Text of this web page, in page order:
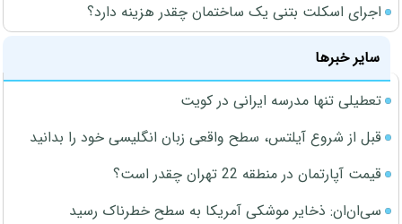
اجرای اسکلت بتنی یک ساختمان چقدر هزینه دارد؟
سایر خبرها
تعطیلی تنها مدرسه ایرانی در کویت
قبل از شروع آیلتس، سطح واقعی زبان انگلیسی خود را بدانید
قیمت آپارتمان در منطقه 22 تهران چقدر است؟
سی‌ان‌ان: ذخایر موشکی آمریکا به سطح خطرناک رسید